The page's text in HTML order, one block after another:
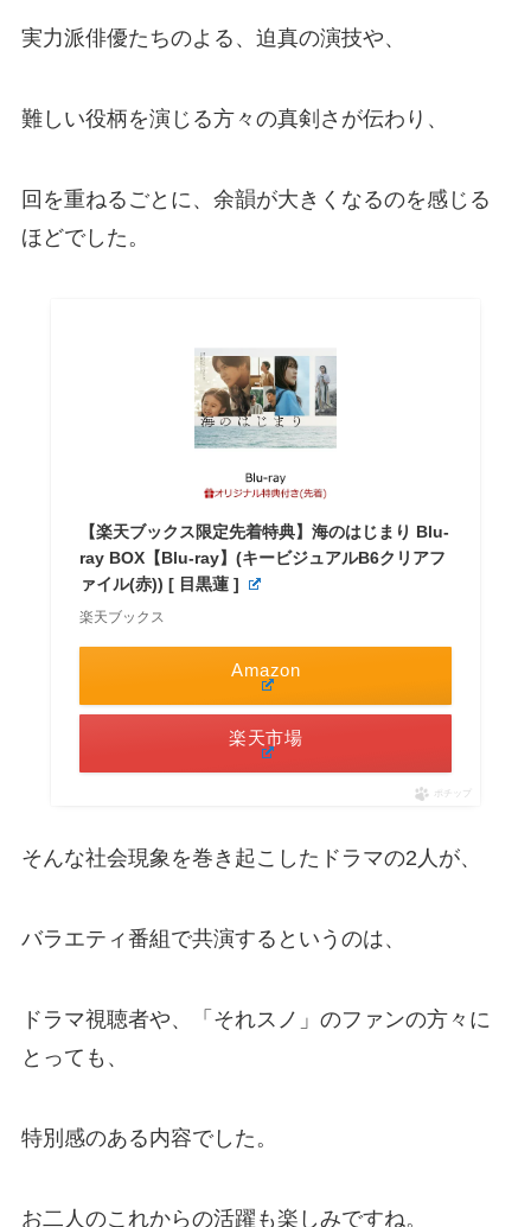
実力派俳優たちのよる、迫真の演技や、
難しい役柄を演じる方々の真剣さが伝わり、
回を重ねるごとに、余韻が大きくなるのを感じる
ほどでした。
【楽天ブックス限定先着特典】海のはじまり Blu-
ray BOX【Blu-ray】(キービジュアルB6クリアフ
ァイル(赤)) [ 目黒蓮 ]
楽天ブックス
Amazon
楽天市場
ポチップ
そんな社会現象を巻き起こしたドラマの2人が、
バラエティ番組で共演するというのは、
ドラマ視聴者や、「それスノ」のファンの方々に
とっても、
特別感のある内容でした。
お二人のこれからの活躍も楽しみですね。